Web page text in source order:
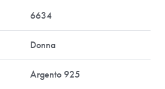
6634
Donna
Argento 925